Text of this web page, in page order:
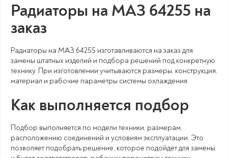
Радиаторы на МАЗ 64255 на
заказ
Радиаторы на МАЗ 64255 изготавливаются на заказ для
замены штатных изделий и подбора решений под конкретную
технику. При изготовлении учитываются размеры, конструкция,
материал и рабочие параметры системы охлаждения.
Как выполняется подбор
Подбор выполняется по модели техники, размерам,
расположению соединений и условиям эксплуатации. Это
позволяет подобрать решение, которое подойдет для замены